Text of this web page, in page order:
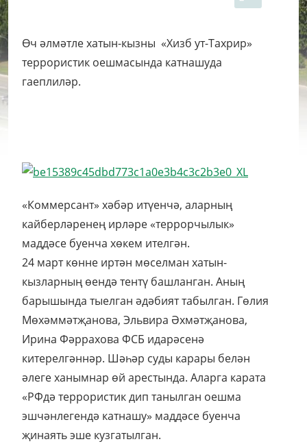
Өч әлмәтле хатын-кызны «Хизб ут-Тахрир»
террористик оешмасында катнашуда
гаеплиләр.
«Коммерсант» хәбәр итүенчә, аларның
кайберләренең ирләре «террорчылык»
маддәсе буенча хөкем ителгән.
24 март көнне иртән мөселман хатын-
кызларның өендә тентү башланган. Аның
барышында тыелган әдәбият табылган. Гөлия
Мөхәммәтҗанова, Эльвира Әхмәтҗанова,
Ирина Фәррахова ФСБ идарәсенә
китерелгәннәр. Шәһәр суды карары белән
әлеге ханымнар өй арестында. Аларга карата
«РФдә террористик дип танылган оешма
эшчәнлегендә катнашу» маддәсе буенча
җинаять эше кузгатылган.